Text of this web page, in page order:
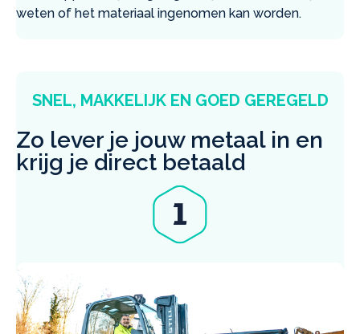
weten of het materiaal ingenomen kan worden.
SNEL, MAKKELIJK EN GOED GEREGELD
Zo lever je jouw metaal in en
krijg je direct betaald